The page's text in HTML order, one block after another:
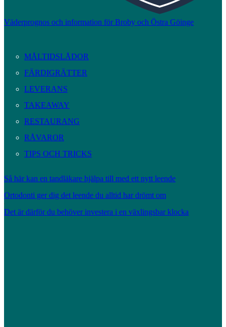
Väderprognos och information för Broby och Östra Göinge
MÅLTIDSLÅDOR
FÄRDIGRÄTTER
LEVERANS
TAKEAWAY
RESTAURANG
RÅVAROR
TIPS OCH TRICKS
Så här kan en tandläkare hjälpa till med ett nytt leende
Ortodonti ger dig det leende du alltid har drömt om
Det är därför du behöver investera i en växlingsbar klocka